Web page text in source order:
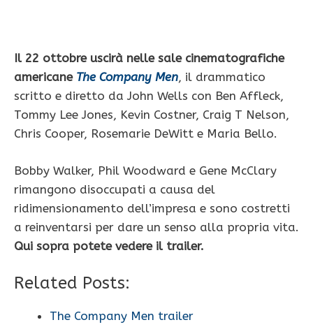
Il 22 ottobre uscirà nelle sale cinematografiche
americane The Company Men, il drammatico
scritto e diretto da John Wells con Ben Affleck,
Tommy Lee Jones, Kevin Costner, Craig T Nelson,
Chris Cooper, Rosemarie DeWitt e Maria Bello.
Bobby Walker, Phil Woodward e Gene McClary
rimangono disoccupati a causa del
ridimensionamento dell’impresa e sono costretti
a reinventarsi per dare un senso alla propria vita.
Qui sopra potete vedere il trailer.
Related Posts:
The Company Men trailer